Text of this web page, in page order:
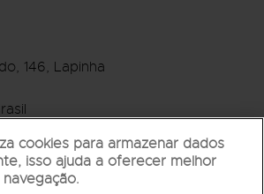
146, Lapinha
62, Bairro Barbalho
cookies para armazenar dados
isso ajuda a oferecer melhor